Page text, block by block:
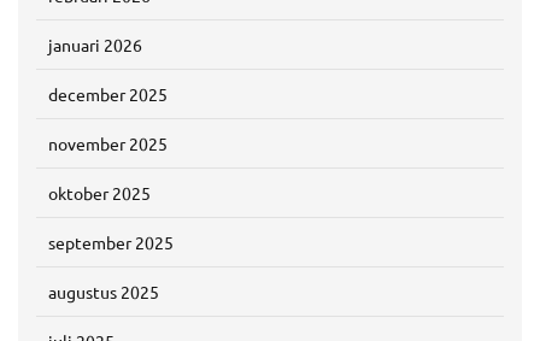
januari 2026
december 2025
november 2025
oktober 2025
september 2025
augustus 2025